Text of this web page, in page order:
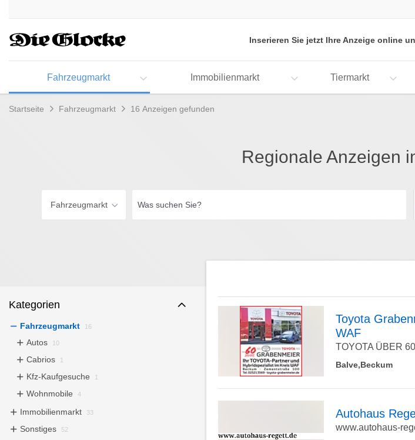
aktivieren
zur
Inserieren Sie jetzt Ihre Anzeige online
Fahrzeugmarkt Immobilienmarkt Tiermarkt
Startseite Fahrzeugmarkt 16 Anzeigen gefunden
Regionale Anzeigen
Fahrzeugmarkt
suchen
Kategorien
Fahrzeugmarkt 16
Autos 10
Cabrios 1
Kfz-Kaufgesuche 1
Wohnmobile 4
Immobilienmarkt 33
Sonstiges 52
Detailseite
Toyota
WAF
TOYOTA ÜBER
Balve,Beckum
zur
Autohaus
www.autohaus-